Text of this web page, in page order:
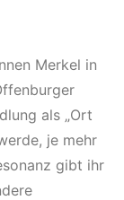
Merkel in
als „Ort
je mehr
gibt ihr